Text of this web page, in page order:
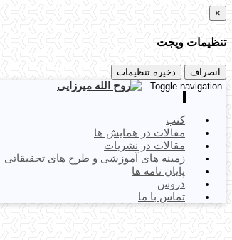
×
تنظیمات ویجت
انصراف
ذخیره تنظیمات
Toggle navigation
کتب
مقالات در همایش ها
مقالات در نشریات
زمینه های آموزشی و طرح های تحقیقاتی
پایان نامه ها
دروس
تماس با ما